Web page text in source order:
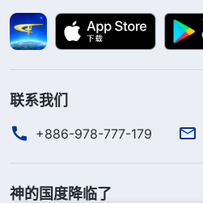
联系我们
+886-978-777-179
神的国度降临了